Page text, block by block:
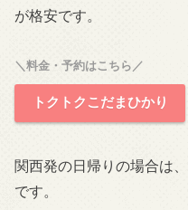
が格安です。
＼料金・予約はこちら／
トクトクこだまひかり
関西発の日帰りの場合は
です。